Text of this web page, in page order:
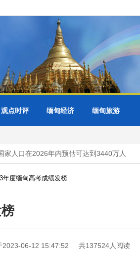
观点时评 缅甸经济 缅甸旅游
人口在2026年内预估可达到3440万人
年度缅甸高考成绩发榜
2023-06-12 15:47:52 共137524人阅读